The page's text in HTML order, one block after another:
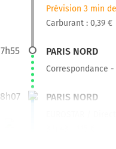
Prévision 3 min
Carburant : 0,39 €
7h55 PARIS NORD
Correspondance -
8h07 PARIS NORD
EUROSTAR /